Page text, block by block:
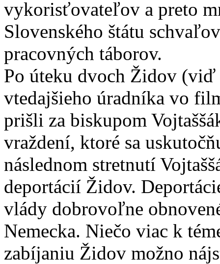
vykorisťovateľov a preto
Slovenského štátu
pracovných táborov.
Po úteku dvoch Židov (viď
vtedajšieho úradníka vo
prišli za biskupom
vraždení, ktoré sa
následnom stretnutí
deportácií Židov.
vlády dobrovoľne
Nemecka. Niečo viac k
zabíjaniu Židov možno